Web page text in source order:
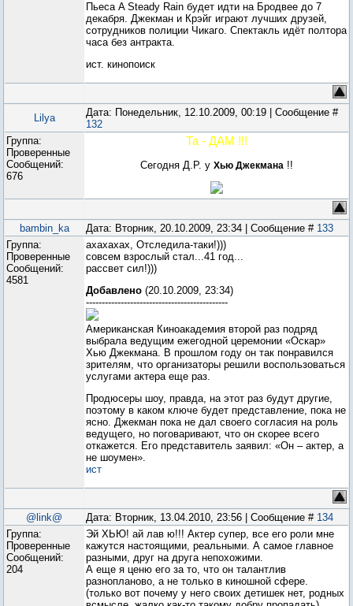
Пьеса A Steady Rain будет идти на Бродвее до 7
декабря. Джекман и Крэйг играют лучших друзей,
сотрудников полиции Чикаго. Спектакль идёт полтора
часа без антракта.
ист. кинопоиск
Lilya
Дата: Понедельник, 12.10.2009, 00:19 | Сообщение #
132
Группа:
Проверенные
Сообщений:
676
Та - ДАМ !!!
Сегодня Д.Р. у Хью Джекмана!!
bambin_ka Дата: Вторник, 20.10.2009, 23:34 | Сообщение # 133
Группа:
Проверенные
Сообщений:
4581
ахахахах, Отследила-таки!)))
совсем взрослый стал...41 год...
рассвет сил!)))
Добавлено (20.10.2009, 23:34)
---------------------------------------------
Американская Киноакадемия второй раз подряд
выбрала ведущим ежегодной церемонии «Оскар»
Хью Джекмана. В прошлом году он так понравился
зрителям, что организаторы решили воспользоваться
услугами актера еще раз.
Продюсеры шоу, правда, на этот раз будут другие,
поэтому в каком ключе будет представление, пока не
ясно. Джекман пока не дал своего согласия на роль
ведущего, но поговаривают, что он скорее всего
откажется. Его представитель заявил: «Он – актер, а
не шоумен».
ист
@link@ Дата: Вторник, 13.04.2010, 23:56 | Сообщение # 134
Группа:
Проверенные
Сообщений:
204
Эй ХЬЮ! ай лав ю!!! Актер супер, все его роли мне
кажутся настоящими, реальными. А самое главное
разными, друг на друга непохожими.
А еще я ценю его за то, что он талантлив
разнопланово, а не только в киношной сфере.
(только вот почему у него своих детишек нет, родных